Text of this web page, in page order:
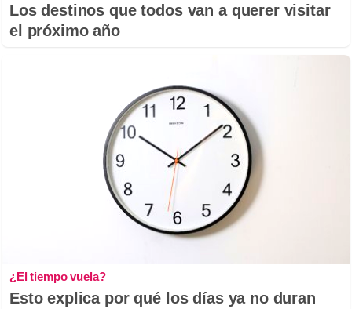
Los destinos que todos van a querer visitar
el próximo año
¿El tiempo vuela?
Esto explica por qué los días ya no duran